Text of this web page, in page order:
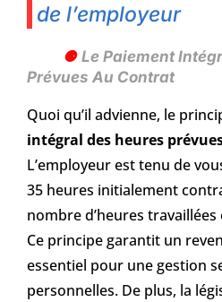
de l’employeur
Le Paiement
Prévues Au Contrat
Quoi qu’il advienne, le
intégral des heures
L’employeur est tenu de
35 heures initialement
nombre d’heures
Ce principe garantit un
essentiel pour une gestion
personnelles. De plus, la